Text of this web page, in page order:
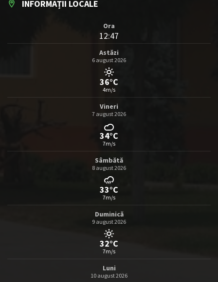
INFORMAȚII LOCALE
Ora
12:47
Astăzi
6 august 2026
36°C
4m/s
Vineri
7 august 2026
34°C
7m/s
Sâmbătă
8 august 2026
33°C
7m/s
Duminică
9 august 2026
32°C
7m/s
Luni
10 august 2026